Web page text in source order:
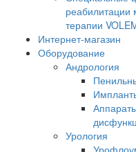
терапии
Интернет-магазин
Оборудование
Андрология
Урология